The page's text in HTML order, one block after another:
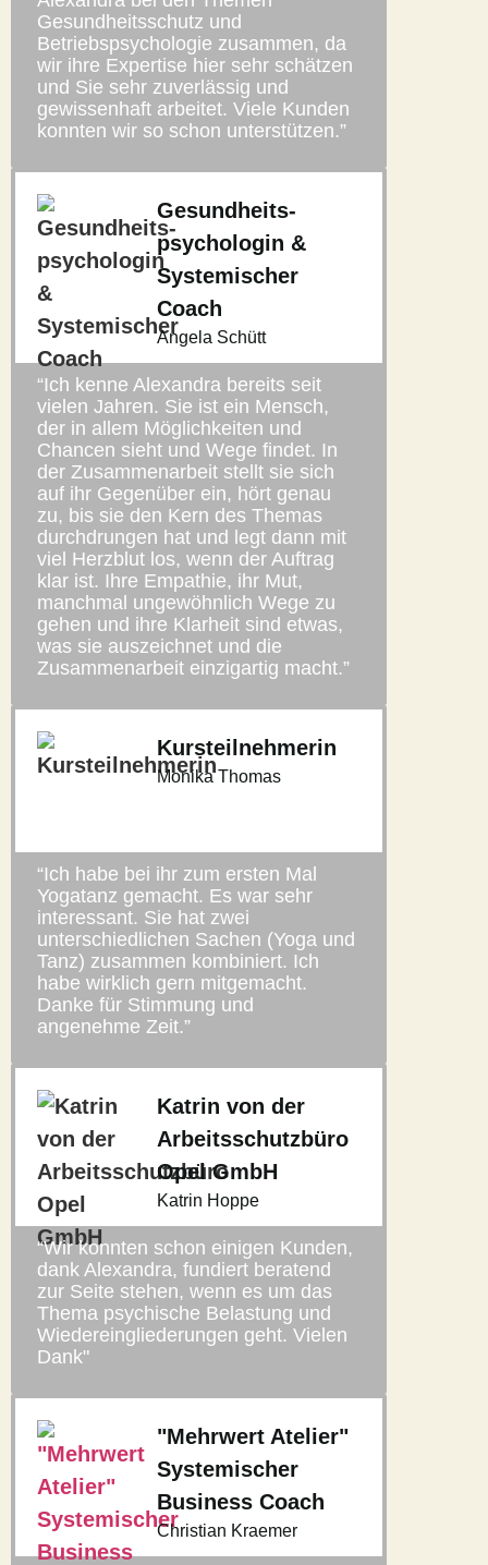
Gesundheitsschutz und
Betriebspsychologie zusammen, da
wir ihre Expertise hier sehr schätzen
und Sie sehr zuverlässig und
gewissenhaft arbeitet. Viele Kunden
konnten wir so schon unterstützen.”
Gesundheits-
psychologin &
Systemischer
Coach
Angela Schütt
“Ich kenne Alexandra bereits seit
vielen Jahren. Sie ist ein Mensch,
der in allem Möglichkeiten und
Chancen sieht und Wege findet. In
der Zusammenarbeit stellt sie sich
auf ihr Gegenüber ein, hört genau
zu, bis sie den Kern des Themas
durchdrungen hat und legt dann mit
viel Herzblut los, wenn der Auftrag
klar ist. Ihre Empathie, ihr Mut,
manchmal ungewöhnlich Wege zu
gehen und ihre Klarheit sind etwas,
was sie auszeichnet und die
Zusammenarbeit einzigartig macht.”
Kursteilnehmerin
Monika Thomas
“Ich habe bei ihr zum ersten Mal
Yogatanz gemacht. Es war sehr
interessant. Sie hat zwei
unterschiedlichen Sachen (Yoga und
Tanz) zusammen kombiniert. Ich
habe wirklich gern mitgemacht.
Danke für Stimmung und
angenehme Zeit.”
Katrin von der
Arbeitsschutzbüro
Opel GmbH
Katrin Hoppe
“Wir konnten schon einigen Kunden,
dank Alexandra, fundiert beratend
zur Seite stehen, wenn es um das
Thema psychische Belastung und
Wiedereingliederungen geht. Vielen
Dank"
"Mehrwert Atelier"
Systemischer
Business Coach
Christian Kraemer